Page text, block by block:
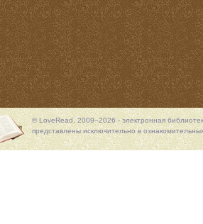
© LoveRead, 2009–2026 - электронная
представлены исключительно в